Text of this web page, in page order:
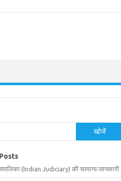
खोजें
(Indian Judiciary) की सामान्य जानकारी